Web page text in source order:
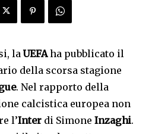
laUEFAha pubblicato il
della scorsa stagione
. Nel rapporto della
calcistica europea non
l’Inter di Simone Inzaghi.